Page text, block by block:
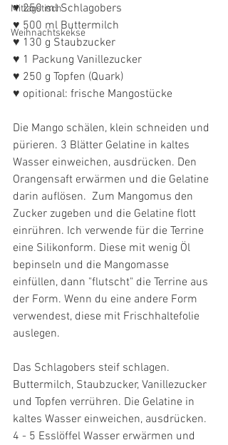
Mittagstisch
Weihnachtskekse
♥ 250 ml Schlagobers
♥ 500 ml Buttermilch
♥ 130 g Staubzucker
♥ 1 Packung Vanillezucker
♥ 250 g Topfen (Quark)
♥ opitional: frische Mangostücke
Die Mango schälen, klein schneiden und
pürieren. 3 Blätter Gelatine in kaltes
Wasser einweichen, ausdrücken. Den
Orangensaft erwärmen und die Gelatine
darin auflösen.  Zum Mangomus den
Zucker zugeben und die Gelatine flott
einrühren. Ich verwende für die Terrine
eine Silikonform. Diese mit wenig Öl
bepinseln und die Mangomasse
einfüllen, dann "flutscht" die Terrine aus
der Form. Wenn du eine andere Form
verwendest, diese mit Frischhaltefolie
auslegen.
Das Schlagobers steif schlagen.
Buttermilch, Staubzucker, Vanillezucker
und Topfen verrühren. Die Gelatine in
kaltes Wasser einweichen, ausdrücken.
4 - 5 Esslöffel Wasser erwärmen und